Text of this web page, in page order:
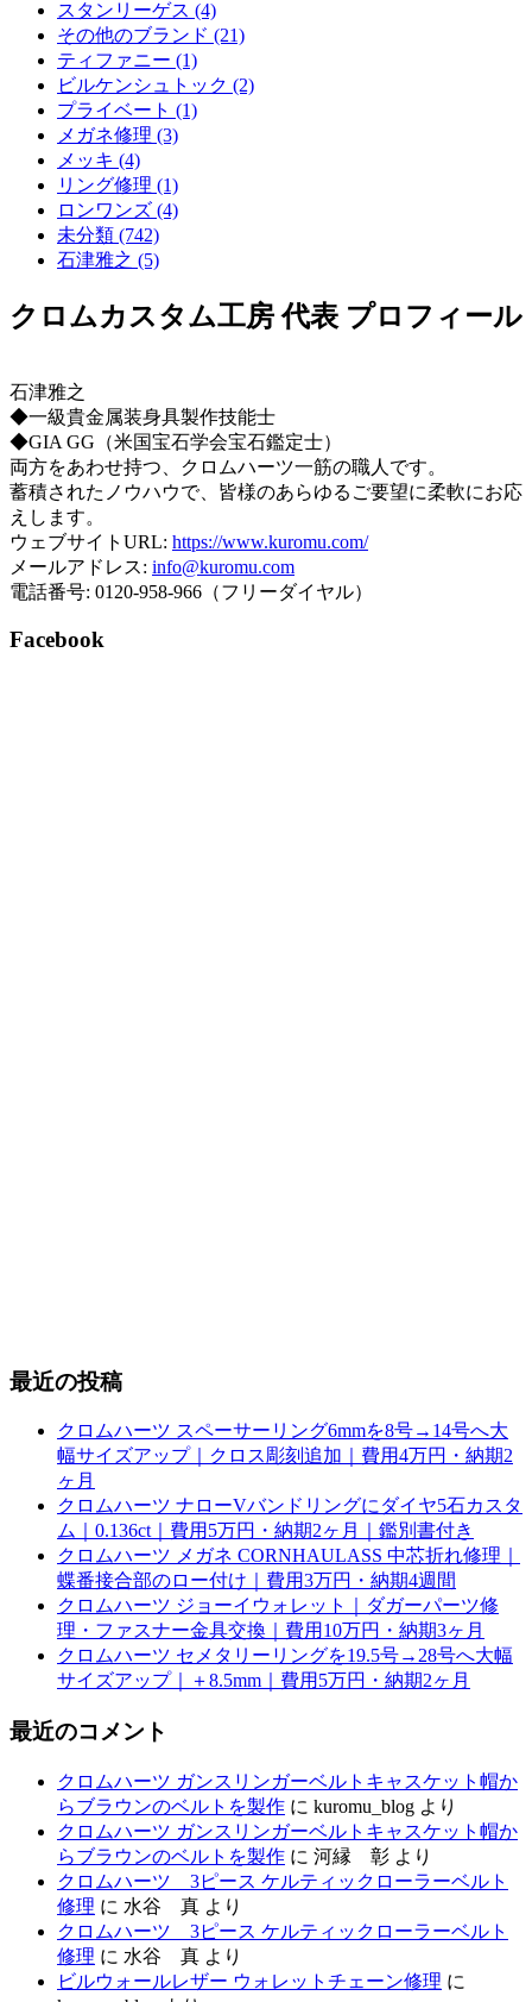
スタンリーゲス (4)
その他のブランド (21)
ティファニー (1)
ビルケンシュトック (2)
プライベート (1)
メガネ修理 (3)
メッキ (4)
リング修理 (1)
ロンワンズ (4)
未分類 (742)
石津雅之 (5)
クロムカスタム工房 代表 プロフィール
石津雅之
◆一級貴金属装身具製作技能士
◆GIA GG（米国宝石学会宝石鑑定士）
両方をあわせ持つ、クロムハーツ一筋の職人です。
蓄積されたノウハウで、皆様のあらゆるご要望に柔軟にお応
えします。
ウェブサイトURL: https://www.kuromu.com/
メールアドレス: info@kuromu.com
電話番号: 0120-958-966（フリーダイヤル）
Facebook
最近の投稿
クロムハーツ スペーサーリング6mmを8号→14号へ大
幅サイズアップ｜クロス彫刻追加｜費用4万円・納期2
ヶ月
クロムハーツ ナローVバンドリングにダイヤ5石カスタ
ム｜0.136ct｜費用5万円・納期2ヶ月｜鑑別書付き
クロムハーツ メガネ CORNHAULASS 中芯折れ修理｜
蝶番接合部のロー付け｜費用3万円・納期4週間
クロムハーツ ジョーイウォレット｜ダガーパーツ修
理・ファスナー金具交換｜費用10万円・納期3ヶ月
クロムハーツ セメタリーリングを19.5号→28号へ大幅
サイズアップ｜＋8.5mm｜費用5万円・納期2ヶ月
最近のコメント
クロムハーツ ガンスリンガーベルトキャスケット帽か
らブラウンのベルトを製作 に kuromu_blog より
クロムハーツ ガンスリンガーベルトキャスケット帽か
らブラウンのベルトを製作 に 河縁 彰 より
クロムハーツ 3ピース ケルティックローラーベルト
修理 に 水谷 真 より
クロムハーツ 3ピース ケルティックローラーベルト
修理 に 水谷 真 より
ビルウォールレザー ウォレットチェーン修理 に